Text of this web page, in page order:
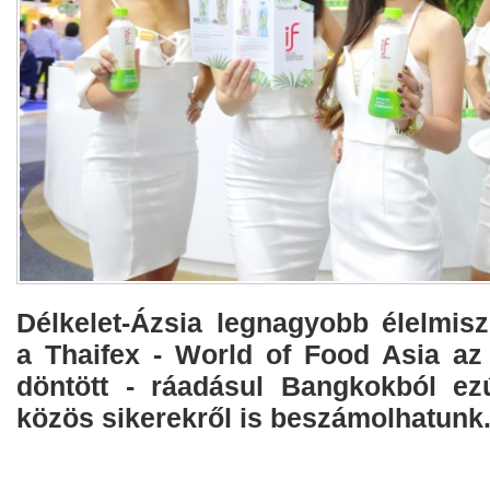
Délkelet-Ázsia legnagyobb
a Thaifex - World of Food Asia
döntött - ráadásul Bangkokból
közös sikerekről is beszámolhatunk.